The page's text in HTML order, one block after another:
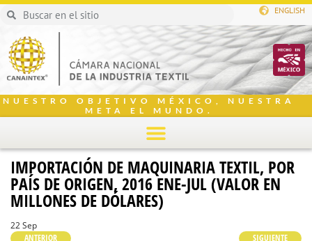
ENGLISH
NUESTRO OBJETIVO MÉXICO, NUESTRA
META EL MUNDO.
IMPORTACIÓN DE MAQUINARIA TEXTIL, POR
PAÍS DE ORIGEN, 2016 ENE-JUL (VALOR EN
MILLONES DE DÓLARES)
22 Sep
ANTERIOR
SIGUIENTE